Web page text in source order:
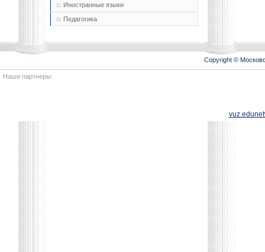
Иностранные языки
Педагогика
Copyright ©
Наши партнеры: